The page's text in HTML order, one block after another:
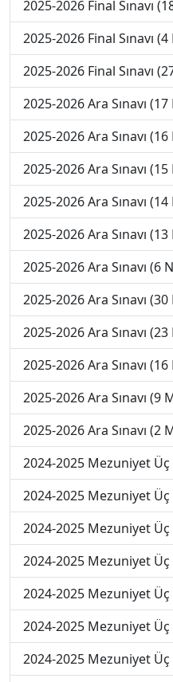
2025-2026 Final Sınavı
2025-2026 Final Sınavı (4
2025-2026 Final Sınavı
2025-2026 Ara Sınavı
2025-2026 Ara Sınavı
2025-2026 Ara Sınavı
2025-2026 Ara Sınavı
2025-2026 Ara Sınavı
2025-2026 Ara Sınavı (6
2025-2026 Ara Sınavı
2025-2026 Ara Sınavı
2025-2026 Ara Sınavı
2025-2026 Ara Sınavı (9
2025-2026 Ara Sınavı (2
2024-2025 Mezuniyet Üç
2024-2025 Mezuniyet Üç
2024-2025 Mezuniyet Üç
2024-2025 Mezuniyet Üç
2024-2025 Mezuniyet Üç
2024-2025 Mezuniyet Üç
2024-2025 Mezuniyet Üç